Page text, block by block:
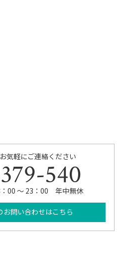
気軽にご連絡ください
540
：00 ～ 23：00 年中無休
お問い合わせはこちら